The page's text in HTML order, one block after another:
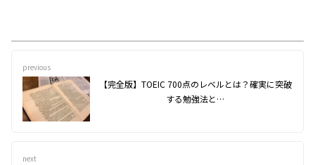
previous
【完全版】TOEIC 700点のレベルとは？確実に突破
する勉強法と…
next